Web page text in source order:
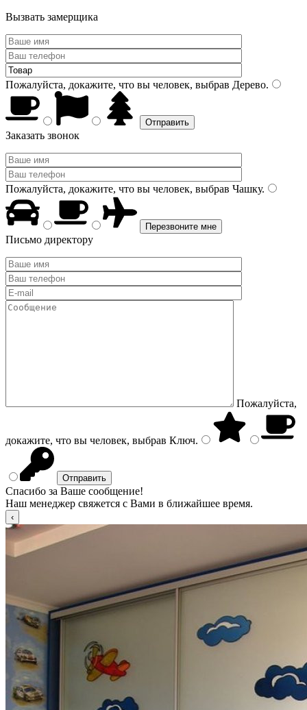
Вызвать замерщика
Пожалуйста, докажите, что вы человек, выбрав Дерево.
Заказать звонок
Пожалуйста, докажите, что вы человек, выбрав Чашку.
Письмо директору
Пожалуйста,
докажите, что вы человек, выбрав Ключ.
Спасибо за Ваше сообщение!
Наш менеджер свяжется с Вами в ближайшее время.